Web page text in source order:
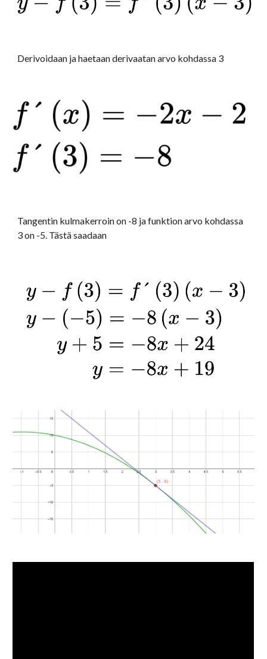
Derivoidaan ja haetaan derivaatan arvo kohdassa 3
Tangentin kulmakerroin on -8 ja funktion arvo kohdassa
3 on -5. Tästä saadaan